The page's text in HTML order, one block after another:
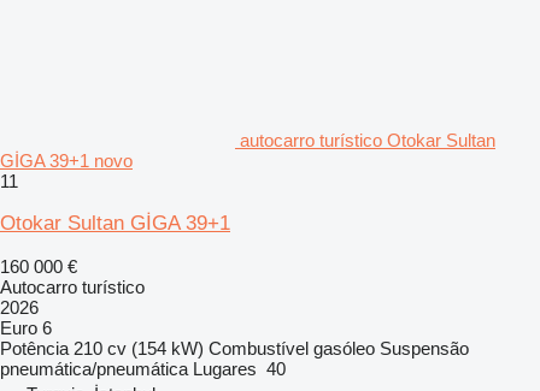
autocarro turístico Otokar Sultan
GİGA 39+1 novo
11
Otokar Sultan GİGA 39+1
160 000 €
Autocarro turístico
2026
Euro 6
Potência 210 cv (154 kW) Combustível gasóleo Suspensão
pneumática/pneumática Lugares 40